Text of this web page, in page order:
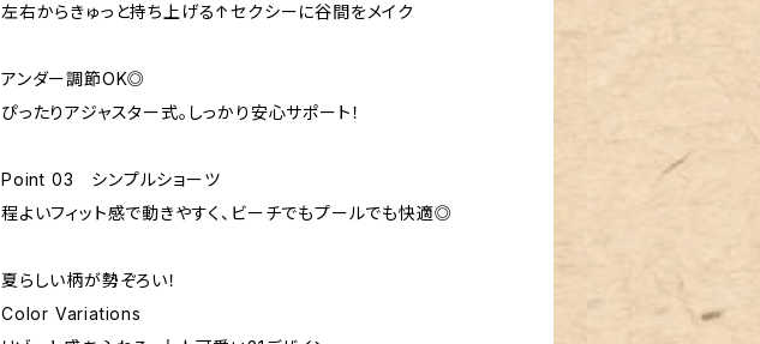
左右からきゅっと持ち上げる↑セクシーに谷間をメイク
アンダー調節OK◎
ぴったりアジャスター式。しっかり安心サポート！
Point 03 シンプルショーツ
程よいフィット感で動きやすく、ビーチでもプールでも快適◎
夏らしい柄が勢ぞろい！
Color Variations